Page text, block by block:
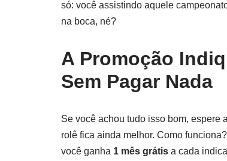
só: você assistindo aquele
na boca, né?
A Promoção
Sem Pagar Nada
Se você achou tudo isso bom, espere
rolê fica ainda melhor. Como
você ganha 1 mês grátis a cada